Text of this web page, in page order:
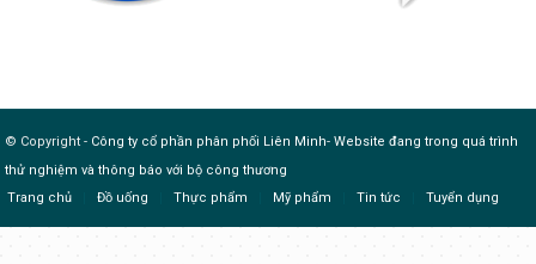
© Copyright - Công ty cổ phần phân phối Liên Minh-Website đang trong quá trình
thử nghiệm và thông báo với bộ công thương
Trang chủ
Đồ uống Thực phẩm Mỹ phẩm Tin tức Tuyển dụng